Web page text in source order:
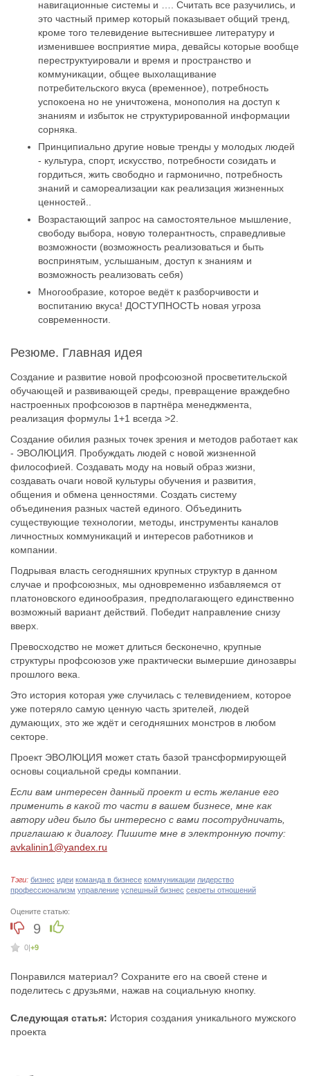
навигационные системы и …. Считать все разучились, и
это частный пример который показывает общий тренд,
кроме того телевидение вытеснившее литературу и
изменившее восприятие мира, девайсы которые вообще
переструктуировали и время и пространство и
коммуникации, общее выхолащивание
потребительского вкуса (временное), потребность
успокоена но не уничтожена, монополия на доступ к
знаниям и избыток не структурированной информации
сорняка.
Принципиально другие новые тренды у молодых людей
- культура, спорт, искусство, потребности созидать и
гордиться, жить свободно и гармонично, потребность
знаний и самореализации как реализация жизненных
ценностей..
Возрастающий запрос на самостоятельное мышление,
свободу выбора, новую толерантность, справедливые
возможности (возможность реализоваться и быть
воспринятым, услышаным, доступ к знаниям и
возможность реализовать себя)
Многообразие, которое ведёт к разборчивости и
воспитанию вкуса! ДОСТУПНОСТЬ новая угроза
современности.
Резюме. Главная идея
Создание и развитие новой профсоюзной просветительской
обучающей и развивающей среды, превращение враждебно
настроенных профсоюзов в партнёра менеджмента,
реализация формулы 1+1 всегда >2.
Создание обилия разных точек зрения и методов работает как
- ЭВОЛЮЦИЯ. Пробуждать людей с новой жизненной
философией. Создавать моду на новый образ жизни,
создавать очаги новой культуры обучения и развития,
общения и обмена ценностями. Создать систему
объединения разных частей единого. Объединить
существующие технологии, методы, инструменты каналов
личностных коммуникаций и интересов работников и
компании.
Подрывая власть сегодняшних крупных структур в данном
случае и профсоюзных, мы одновременно избавляемся от
платоновского единообразия, предполагающего единственно
возможный вариант действий. Победит направление снизу
вверх.
Превосходство не может длиться бесконечно, крупные
структуры профсоюзов уже практически вымершие динозавры
прошлого века.
Это история которая уже случилась с телевидением, которое
уже потеряло самую ценную часть зрителей, людей
думающих, это же ждёт и сегодняшних монстров в любом
секторе.
Проект ЭВОЛЮЦИЯ может стать базой трансформирующей
основы социальной среды компании.
Если вам интересен данный проект и есть желание его
применить в какой то части в вашем бизнесе, мне как
автору идеи было бы интересно с вами посотрудничать,
приглашаю к диалогу. Пишите мне в электронную почту:
avkalinin1@yandex.ru
Тэги: бизнес идеи команда в бизнесе коммуникации лидерство
профессионализм управление успешный бизнес секреты отношений
Оцените статью:
9
0|+9
Понравился материал? Сохраните его на своей стене и
поделитесь с друзьями, нажав на социальную кнопку.
Следующая статья: История создания уникального мужского
проекта